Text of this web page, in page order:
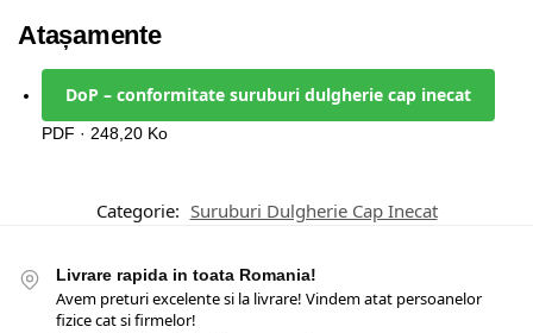
Atașamente
DoP – conformitate suruburi dulgherie cap inecat
PDF · 248,20 Ko
Categorie: Suruburi Dulgherie Cap Inecat
Livrare rapida in toata Romania!
Avem preturi excelente si la livrare! Vindem atat persoanelor
fizice cat si firmelor!